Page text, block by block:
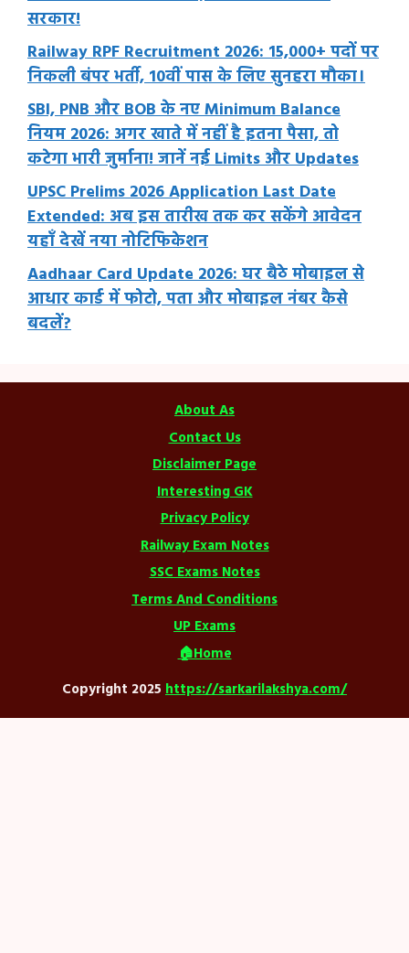
सरकार!
Railway RPF Recruitment 2026: 15,000+ पदों पर
निकली बंपर भर्ती, 10वीं पास के लिए सुनहरा मौका।
SBI, PNB और BOB के नए Minimum Balance
नियम 2026: अगर खाते में नहीं है इतना पैसा, तो
कटेगा भारी जुर्माना! जानें नई Limits और Updates
UPSC Prelims 2026 Application Last Date
Extended: अब इस तारीख तक कर सकेंगे आवेदन
यहाँ देखें नया नोटिफिकेशन
Aadhaar Card Update 2026: घर बैठे मोबाइल से
आधार कार्ड में फोटो, पता और मोबाइल नंबर कैसे
बदलें?
About As
Contact Us
Disclaimer Page
Interesting GK
Privacy Policy
Railway Exam Notes
SSC Exams Notes
Terms And Conditions
UP Exams
🏠Home
Copyright 2025 https://sarkarilakshya.com/